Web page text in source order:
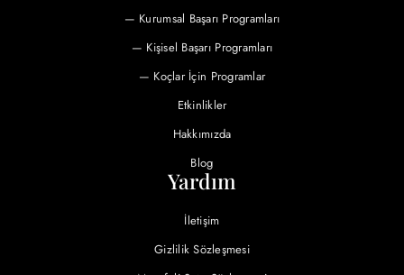
— Kurumsal Başarı Programları
— Kişisel Başarı Programları
— Koçlar İçin Programlar
Etkinlikler
Hakkımızda
Blog
Yardım
İletişim
Gizlilik Sözleşmesi